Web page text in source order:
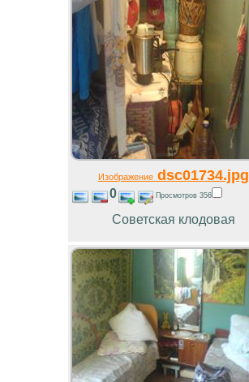
Изображение dsc01734.jpg
0 Просмотров 356
Советская клодовая